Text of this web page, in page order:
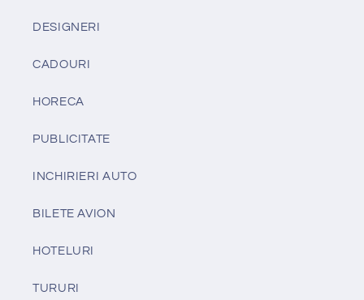
DESIGNERI
CADOURI
HORECA
PUBLICITATE
INCHIRIERI AUTO
BILETE AVION
HOTELURI
TURURI